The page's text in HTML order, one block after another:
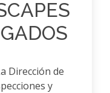
Dirección de
y